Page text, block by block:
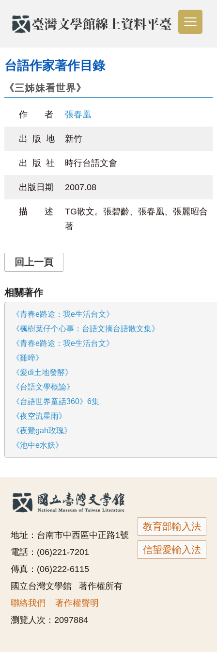
台語作家著作目錄
《三姊妹看世界》
作 者 張春凰
出 版 地 新竹
出 版 社 時行台語文會
出版日期 2007.08
描 述
TG散文。張碧齡、張春凰、張麗昭合
著
回上一頁
相關著作
《青春e路途：我e生活台文》
《楓樹葉仔个心事：台語文摘台語散文集》
《青春e路途：我e生活台文》
《雞啼》
《愛di土地發酵》
《台語文學概論》
《台語世界童話360》6集
《夜空流星雨》
《夜鶯gah玫瑰》
《池中e水妖》
教育部輸入法
信望愛輸入法
地址：台南市中西區中正路1號
電話：(06)221-7201
傳真：(06)222-6115
國立台灣文學館 著作權所有
聯絡我們
著作權聲明
瀏覽人次： 2097884